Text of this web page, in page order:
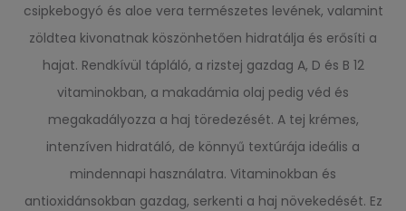
csipkebogyó és aloe vera természetes levének, valamint
zöldtea kivonatnak köszönhetően hidratálja és erősíti a
hajat. Rendkívül tápláló, a rizstej gazdag A, D és B 12
vitaminokban, a makadámia olaj pedig véd és
megakadályozza a haj töredezését. A tej krémes,
intenzíven hidratáló, de könnyű textúrája ideális a
mindennapi használatra. Vitaminokban és
antioxidánsokban gazdag, serkenti a haj növekedését. Ez